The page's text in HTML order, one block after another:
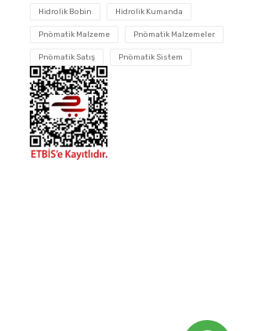
Hidrolik Bobin Hidrolik Kumanda
Pnömatik Malzeme Pnömatik Malzemeler
Pnömatik Satış Pnömatik Sistem